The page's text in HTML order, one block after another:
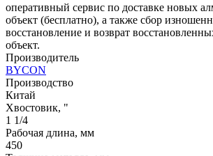
оперативный сервис по доставке новых
объект (бесплатно), а также сбор
восстановление и возврат
объект.
Производитель
BYCON
Производство
Китай
Хвостовик, "
1 1/4
Рабочая длина, мм
450